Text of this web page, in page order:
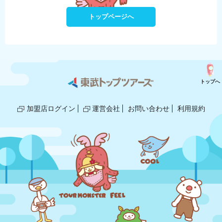
トップページへ
加盟店ログイン 運営会社 お問い合わせ 利用規約
トップへ